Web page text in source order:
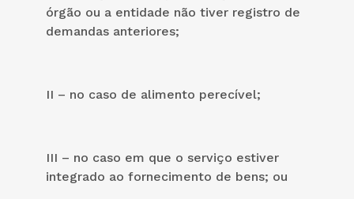
órgão ou a entidade não tiver registro de
demandas anteriores;
II – no caso de alimento perecível;
III – no caso em que o serviço estiver
integrado ao fornecimento de bens; ou